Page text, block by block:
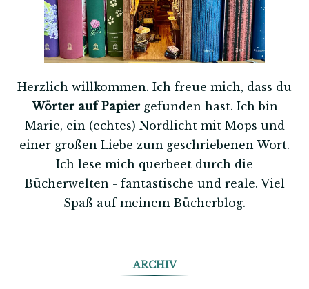
Herzlich willkommen. Ich freue mich, dass du
Wörter auf Papiergefunden hast. Ich bin
Marie, ein (echtes) Nordlicht mit Mops und
einer großen Liebe zum geschriebenen Wort.
Ich lese mich querbeet durch die
Bücherwelten - fantastische und reale. Viel
Spaß auf meinem Bücherblog.
ARCHIV